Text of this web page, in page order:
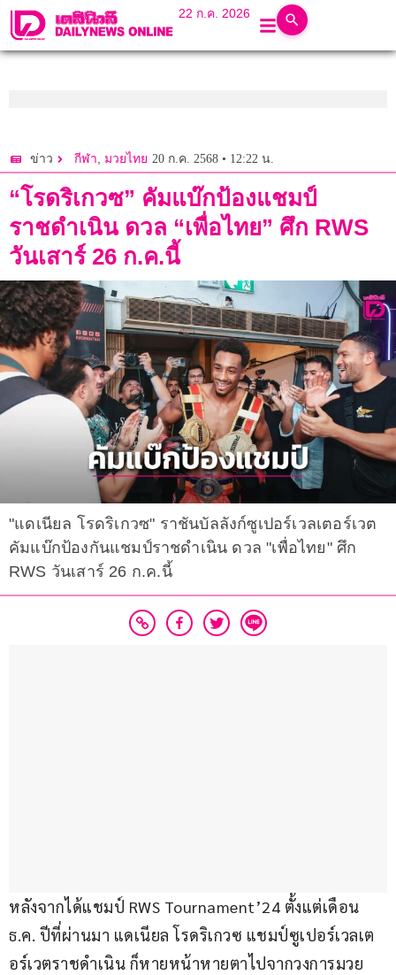
22 ก.ค. 2026
ข่าว กีฬา, มวยไทย 20 ก.ค. 2568 • 12:22 น.
“โรดริเกวซ” คัมแบ๊กป้องแชมป์
ราชดำเนิน ดวล “เพื่อไทย” ศึก RWS
วันเสาร์ 26 ก.ค.นี้
"แดเนียล โรดริเกวซ" ราชันบัลลังก์ซูเปอร์เวลเตอร์เวต
คัมแบ๊กป้องกันแชมป์ราชดำเนิน ดวล "เพื่อไทย" ศึก
RWS วันเสาร์ 26 ก.ค.นี้
หลังจากได้แชมป์ RWS Tournament’24 ตั้งแต่เดือน
ธ.ค. ปีที่ผ่านมา แดเนียล โรดริเกวซ แชมป์ซูเปอร์เวลเต
อร์เวตราชดำเนิน ก็หายหน้าหายตาไปจากวงการมวย